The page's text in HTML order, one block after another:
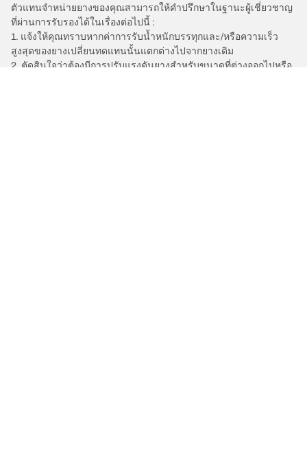
ตัวแทนจำหน่ายยางของคุณสามารถให้คำปรึกษาในฐานะผู้เชี่ยวชาญ
ที่ผ่านการรับรองได้ในเรื่องต่อไปนี้ :
1. แจ้งให้คุณทราบหากค่าการรับน้ำหนักบรรทุกและ/หรือความเร็ว
สูงสุดของยางเปลี่ยนทดแทนนั้นแตกต่างไปจากยางเดิม
2. ตัดสินใจว่าต้องมีการปรับแรงดันยางสำหรับขนาดที่ต่างออกไปหรือ